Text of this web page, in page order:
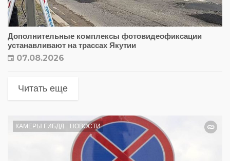
Дополнительные комплексы фотовидеофиксации
устанавливают на трассах Якутии
07.08.2026
Читать еще
КАМЕРЫ ГИБДД НОВОСТИ